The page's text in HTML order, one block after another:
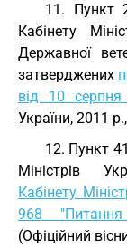
11. Пункт
Кабінету
Державної
затверджених
від 10
України, 2011
12. Пункт
Міністрів
Кабінету
968 "Питання
(Офіційний